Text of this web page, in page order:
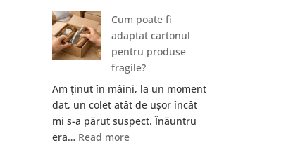
îți
protejezi
portofelul
cripto?
reguli
care
chiar
contează
Cum poate fi
adaptat cartonul
pentru produse
fragile?
Am ținut în mâini, la un moment
dat, un colet atât de ușor încât
mi s-a părut suspect. Înăuntru
era… Read more: